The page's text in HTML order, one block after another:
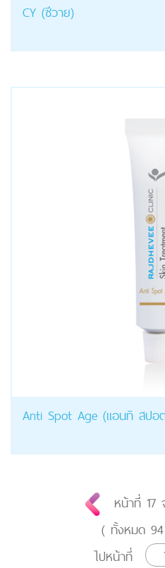
CY (ซีวาย)
Anti Spot Age (แอนทิ สปอ
หน้าที่ 17
( ทั้งหมด 94
ไปหน้าที่